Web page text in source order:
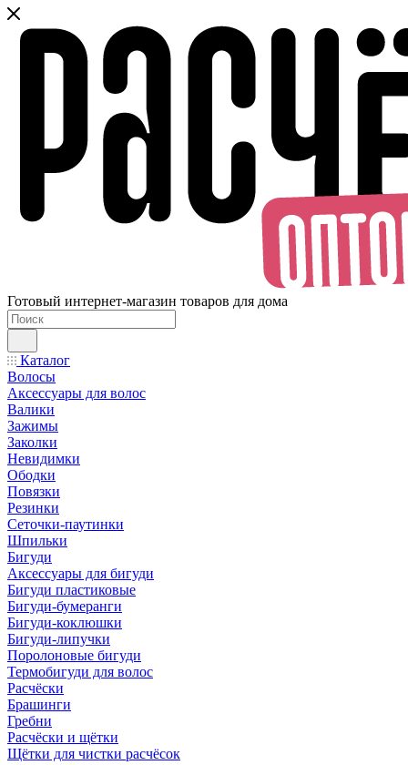
Готовый интернет-магазин товаров для дома
Каталог
Волосы
Аксессуары для волос
Валики
Зажимы
Заколки
Невидимки
Ободки
Повязки
Резинки
Сеточки-паутинки
Шпильки
Бигуди
Аксессуары для бигуди
Бигуди пластиковые
Бигуди-бумеранги
Бигуди-коклюшки
Бигуди-липучки
Поролоновые бигуди
Термобигуди для волос
Расчёски
Брашинги
Гребни
Расчёски и щётки
Щётки для чистки расчёсок